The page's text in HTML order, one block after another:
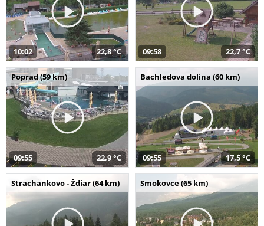
10:02 22,8 °C 09:58 22,7 °C
Poprad (59 km)
09:55 22,9 °C
Bachledova dolina (60 km)
09:55 17,5 °C
Strachankovo - Ždiar (64 km) Smokovce (65 km)